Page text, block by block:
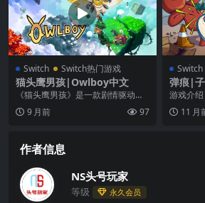
Switch Switch热门游戏
猫头鹰男孩|Owlboy中文
《猫头鹰男孩》是一款剧情驱动型
跳台冒险游戏。其中，你可以飞去
探索云端的全新世界！...
9 月前 97
Switch
弹痕|
游戏介
叹的益
弹引导向
11 月
作者信息
NS头号玩家
等级 永久会员